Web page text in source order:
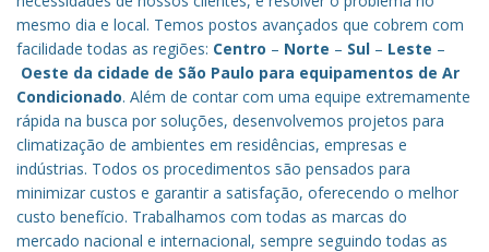
mesmo dia e local. Temos postos avançados que cobrem com
facilidade todas as regiões: Centro – Norte – Sul – Leste –
Oeste da cidade de São Paulo para equipamentos de Ar
Condicionado. Além de contar com uma equipe extremamente
rápida na busca por soluções, desenvolvemos projetos para
climatização de ambientes em residências, empresas e
indústrias. Todos os procedimentos são pensados para
minimizar custos e garantir a satisfação, oferecendo o melhor
custo benefício. Trabalhamos com todas as marcas do
mercado nacional e internacional, sempre seguindo todas as